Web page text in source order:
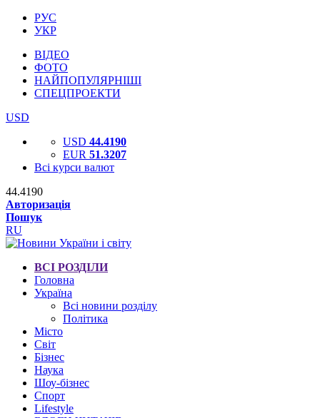
РУС
УКР
ВІДЕО
ФОТО
НАЙПОПУЛЯРНІШІ
СПЕЦПРОЕКТИ
USD
USD 44.4190
EUR 51.3207
Всі курси валют
44.4190
Авторизація
Пошук
RU
ВСІ РОЗДІЛИ
Головна
Україна
Всі новини розділу
Політика
Місто
Світ
Бізнес
Наука
Шоу-бізнес
Спорт
Lifestyle